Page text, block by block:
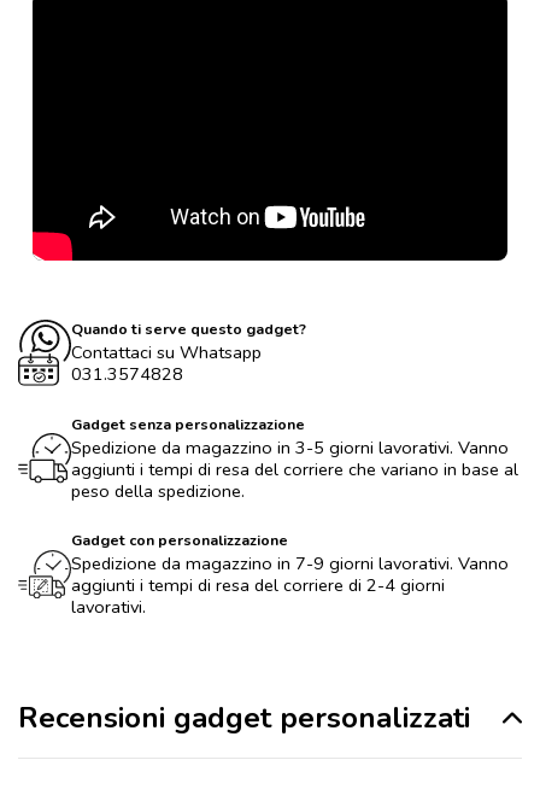
Quando ti serve questo gadget?
Contattaci su Whatsapp
031.3574828
Gadget senza personalizzazione
Spedizione da magazzino in 3-5 giorni lavorativi. Vanno
aggiunti i tempi di resa del corriere che variano in base al
peso della spedizione.
Gadget con personalizzazione
Spedizione da magazzino in 7-9 giorni lavorativi. Vanno
aggiunti i tempi di resa del corriere di 2-4 giorni
lavorativi.
Recensioni gadget personalizzati